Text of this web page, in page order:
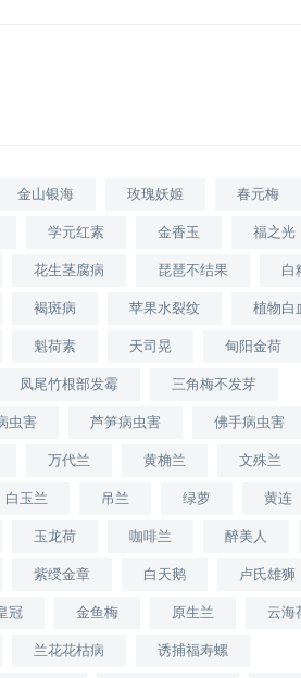
金山银海 玫瑰妖姬 春元梅
学元红素 金香玉 福之光
花生茎腐病 琵琶不结果 白
褐斑病 苹果水裂纹 植物白
魁荷素 天司晃 甸阳金荷
凤尾竹根部发霉 三角梅不发芽
虫害 芦笋病虫害 佛手病虫害
万代兰 黄桷兰 文殊兰
白玉兰 吊兰 绿萝 黄连
玉龙荷 咖啡兰 醉美人
紫绶金章 白天鹅 卢氏雄狮
冠 金鱼梅 原生兰 云海
兰花花枯病 诱捕福寿螺